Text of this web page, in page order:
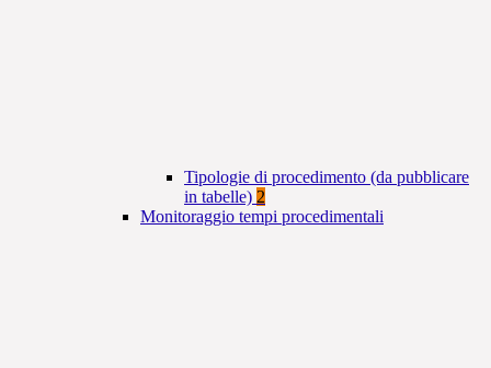
Tipologie di procedimento (da pubblicare
in tabelle) 2
Monitoraggio tempi procedimentali